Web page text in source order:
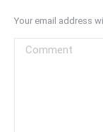
Your email address
Comment